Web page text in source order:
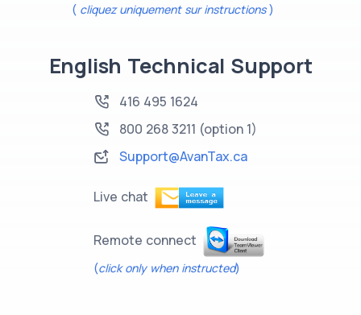
English Technical Support
416 495 1624
800 268 3211 (option 1)
Support@AvanTax.ca
Live chat
Remote connect
(click only when instructed)
( cliquez uniquement sur instructions)